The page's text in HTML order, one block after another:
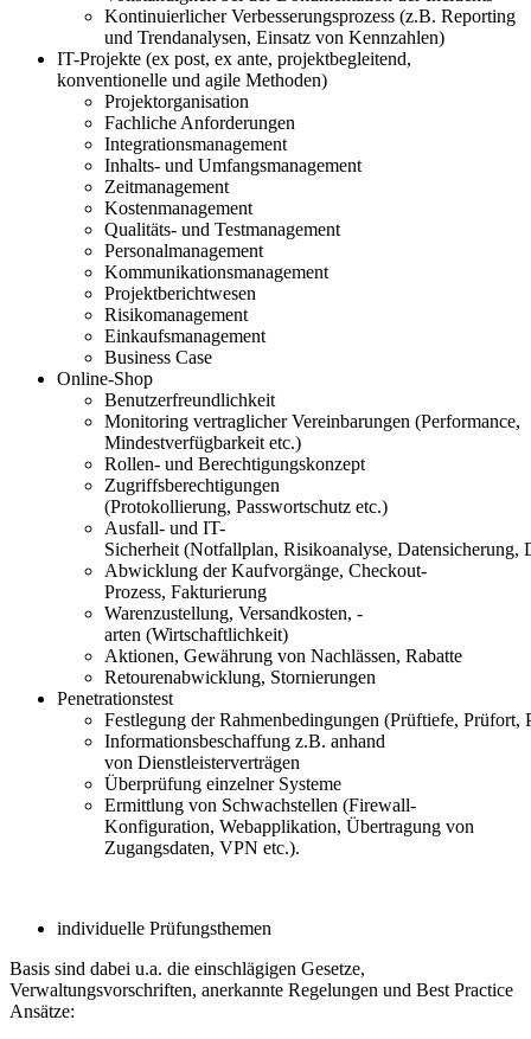
Kontinuierlicher Verbesserungsprozess (z.B. Reporting
und Trendanalysen, Einsatz von Kennzahlen)
IT-Projekte (ex post, ex ante, projektbegleitend,
konventionelle und agile Methoden)
Projektorganisation
Fachliche Anforderungen
Integrationsmanagement
Inhalts- und Umfangsmanagement
Zeitmanagement
Kostenmanagement
Qualitäts- und Testmanagement
Personalmanagement
Kommunikationsmanagement
Projektberichtwesen
Risikomanagement
Einkaufsmanagement
Business Case
Online-Shop
Benutzerfreundlichkeit
Monitoring vertraglicher Vereinbarungen (Performance,
Mindestverfügbarkeit etc.)
Rollen- und Berechtigungskonzept
Zugriffsberechtigungen
(Protokollierung, Passwortschutz etc.)
Ausfall- und IT-
Sicherheit (Notfallplan, Risikoanalyse, Datensicherung,
Abwicklung der Kaufvorgänge, Checkout-
Prozess, Fakturierung
Warenzustellung, Versandkosten, -
arten (Wirtschaftlichkeit)
Aktionen, Gewährung von Nachlässen, Rabatte
Retourenabwicklung, Stornierungen
Penetrationstest
Festlegung derRahmenbedingungen (Prüftiefe, Prüfort,
Informationsbeschaffung z.B. anhand
von Dienstleisterverträgen
Überprüfung einzelner Systeme
Ermittlung von Schwachstellen (Firewall-
Konfiguration, Webapplikation, Übertragung von
Zugangsdaten, VPN etc.).
individuelle Prüfungsthemen
Basis sind dabei u.a. die einschlägigen Gesetze,
Verwaltungsvorschriften, anerkannte Regelungen und Best Practice
Ansätze: